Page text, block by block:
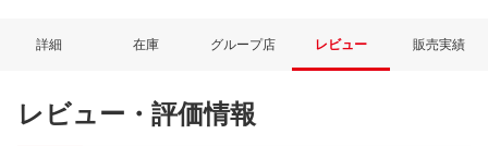
詳細 在庫 グループ店 レビュー 販売実績
レビュー・評価情報